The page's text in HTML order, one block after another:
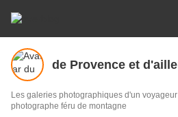
de Provence et
Les galeries photographiques d'un
photographe féru de montagne